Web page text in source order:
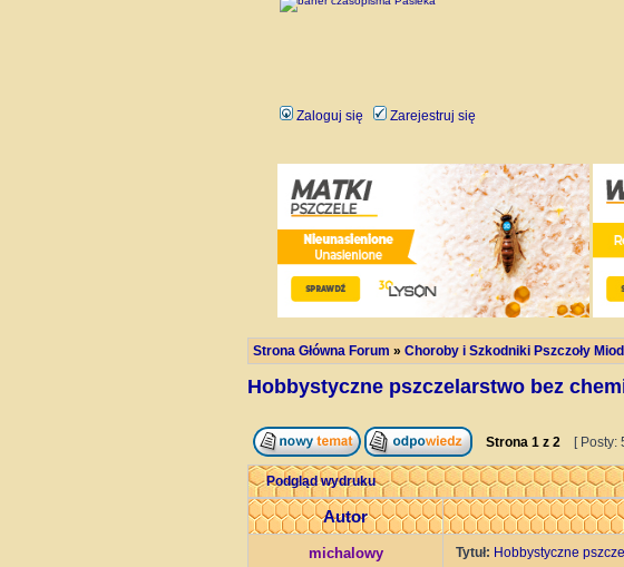
Zaloguj się Zarejestruj się
Strona Główna Forum » Choroby i Szkodniki Pszczoły
Hobbystyczne pszczelarstwo bez
Strona 1 z 2 [ Posty:
Podgląd wydruku
Autor
michalowy Tytuł: Hobbystyczne